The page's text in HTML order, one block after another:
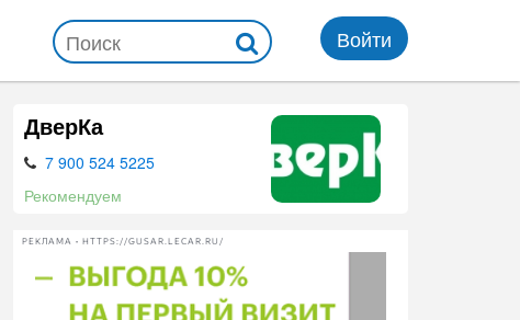
Войти
ДверКа
7 900 524 5225
Рекомендуем
РЕКЛАМА • HTTPS://GUSAR.LECAR.RU/